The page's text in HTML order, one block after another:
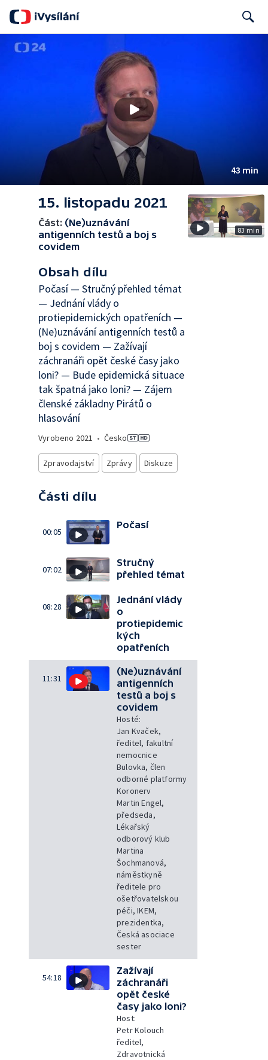
43 min
15. listopadu 2021
Část: (Ne)uznávání
antigenních testů a boj s
covidem
Obsah dílu
Počasí — Stručný přehled témat
— Jednání vlády o
protiepidemických opatřeních —
(Ne)uznávání antigenních testů a
boj s covidem — Zažívají
záchranáři opět české časy jako
loni? — Bude epidemická situace
tak špatná jako loni? — Zájem
členské základny Pirátů o
hlasování
Vyrobeno 2021 • Česko
Zpravodajství Zprávy Diskuze
Části dílu
00:05
Počasí
07:02
Stručný
přehled témat
08:28
Jednání vlády
o
protiepidemic
kých
opatřeních
11:31
(Ne)uznávání
antigenních
testů a boj s
covidem
Hosté:
Jan Kvaček,
ředitel, fakultní
nemocnice
Bulovka, člen
odborné platformy
Koronerv
Martin Engel,
předseda,
Lékařský
odborový klub
Martina
Šochmanová,
náměstkyně
ředitele pro
ošetřovatelskou
péči, IKEM,
prezidentka,
Česká asociace
sester
54:18
Zažívají
záchranáři
opět české
časy jako loni?
Host:
Petr Kolouch
ředitel,
Zdravotnická
83 min